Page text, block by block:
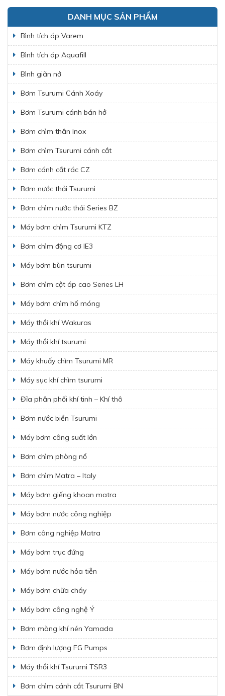
DANH MỤC SẢN PHẨM
Bình tích áp Varem
Bình tích áp Aquafill
Bình giãn nở
Bơm Tsurumi Cánh Xoáy
Bơm Tsurumi cánh bán hở
Bơm chìm thân Inox
Bơm chìm Tsurumi cánh cắt
Bơm cánh cắt rác CZ
Bơm nước thải Tsurumi
Bơm chìm nước thải Series BZ
Máy bơm chìm Tsurumi KTZ
Bơm chìm động cơ IE3
Máy bơm bùn tsurumi
Bơm chìm cột áp cao Series LH
Máy bơm chìm hố móng
Máy thổi khí Wakuras
Máy thổi khí tsurumi
Máy khuấy chìm Tsurumi MR
Máy sục khí chìm tsurumi
Đĩa phân phối khí tinh – Khí thô
Bơm nước biển Tsurumi
Máy bơm công suất lớn
Bơm chìm phòng nổ
Bơm chìm Matra – Italy
Máy bơm giếng khoan matra
Máy bơm nước công nghiệp
Bơm công nghiệp Matra
Máy bơm trục đứng
Máy bơm nước hỏa tiễn
Máy bơm chữa cháy
Máy bơm công nghệ Ý
Bơm màng khí nén Yamada
Bơm định lượng FG Pumps
Máy thổi khí Tsurumi TSR3
Bơm chìm cánh cắt Tsurumi BN